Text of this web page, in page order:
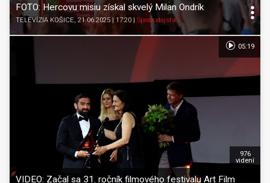
FOTO: Hercovu misiu získal skvelý Milan Ondrík
TELEVÍZIA KOŠICE , 21.06.2025 | 17:20 | Spravodajstvo
VIDEO: Začal sa 31. ročník filmového festivalu Art Film
976
videní
05:19